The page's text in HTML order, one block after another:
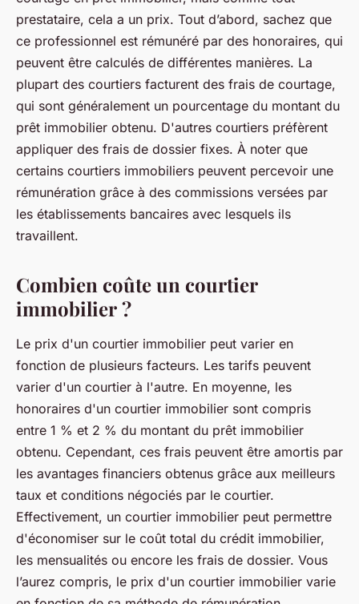
prestataire, cela a un prix. Tout d’abord, sachez que
ce professionnel est rémunéré par des honoraires, qui
peuvent être calculés de différentes manières. La
plupart des courtiers facturent des frais de courtage,
qui sont généralement un pourcentage du montant du
prêt immobilier obtenu. D'autres courtiers préfèrent
appliquer des frais de dossier fixes. À noter que
certains courtiers immobiliers peuvent percevoir une
rémunération grâce à des commissions versées par
les établissements bancaires avec lesquels ils
travaillent.
Combien coûte un courtier
immobilier ?
Le prix d'un courtier immobilier peut varier en
fonction de plusieurs facteurs. Les tarifs peuvent
varier d'un courtier à l'autre. En moyenne, les
honoraires d'un courtier immobilier sont compris
entre 1 % et 2 % du montant du prêt immobilier
obtenu. Cependant, ces frais peuvent être amortis par
les avantages financiers obtenus grâce aux meilleurs
taux et conditions négociés par le courtier.
Effectivement, un courtier immobilier peut permettre
d'économiser sur le coût total du crédit immobilier,
les mensualités ou encore les frais de dossier. Vous
l’aurez compris, le prix d'un courtier immobilier varie